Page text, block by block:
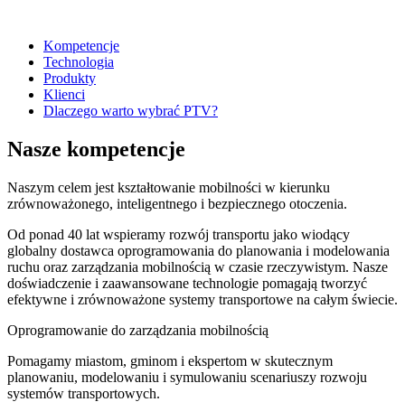
Kompetencje
Technologia
Produkty
Klienci
Dlaczego warto wybrać PTV?
Nasze kompetencje
Naszym celem jest kształtowanie mobilności w kierunku
zrównoważonego, inteligentnego i bezpiecznego otoczenia.
Od ponad 40 lat wspieramy rozwój transportu jako wiodący
globalny dostawca oprogramowania do planowania i modelowania
ruchu oraz zarządzania mobilnością w czasie rzeczywistym. Nasze
doświadczenie i zaawansowane technologie pomagają tworzyć
efektywne i zrównoważone systemy transportowe na całym świecie.
Oprogramowanie do zarządzania mobilnością
Pomagamy miastom, gminom i ekspertom w skutecznym
planowaniu, modelowaniu i symulowaniu scenariuszy rozwoju
systemów transportowych.